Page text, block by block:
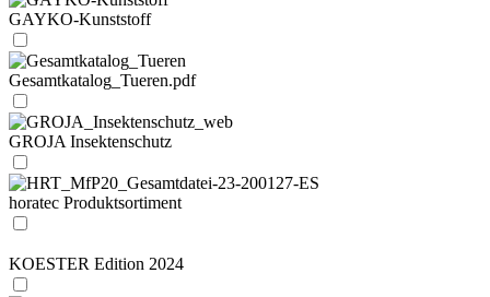
GAYKO-Kunststoff
Gesamtkatalog_Tueren.pdf
GROJA Insektenschutz
horatec Produktsortiment
KOESTER Edition 2024